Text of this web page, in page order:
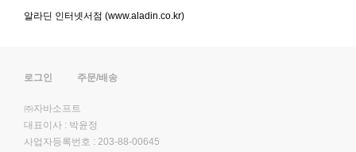
알라딘 인터넷서점 (www.aladin.co.kr)
로그인 주문/배송
㈜자바소프트
대표이사 : 박윤정
사업자등록번호 : 203-88-00645